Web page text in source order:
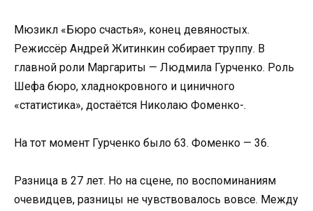
Мюзикл «Бюро счастья», конец девяностых.
Режиссёр Андрей Житинкин собирает труппу. В
главной роли Маргариты — Людмила Гурченко. Роль
Шефа бюро, хладнокровного и циничного
«статистика», достаётся Николаю Фоменко-.
На тот момент Гурченко было 63. Фоменко — 36.
Разница в 27 лет. Но на сцене, по воспоминаниям
очевидцев, разницы не чувствовалось вовсе. Между